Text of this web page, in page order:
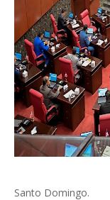
Santo Domingo.